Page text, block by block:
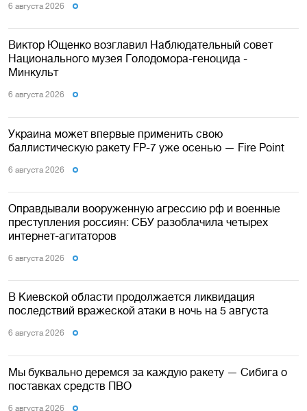
6 августа 2026
Виктор Ющенко возглавил Наблюдательный совет
Национального музея Голодомора-геноцида -
Минкульт
6 августа 2026
Украина может впервые применить свою
баллистическую ракету FP-7 уже осенью — Fire Point
6 августа 2026
Оправдывали вооруженную агрессию рф и военные
преступления россиян: СБУ разоблачила четырех
интернет-агитаторов
6 августа 2026
В Киевской области продолжается ликвидация
последствий вражеской атаки в ночь на 5 августа
6 августа 2026
Мы буквально деремся за каждую ракету — Сибига о
поставках средств ПВО
6 августа 2026